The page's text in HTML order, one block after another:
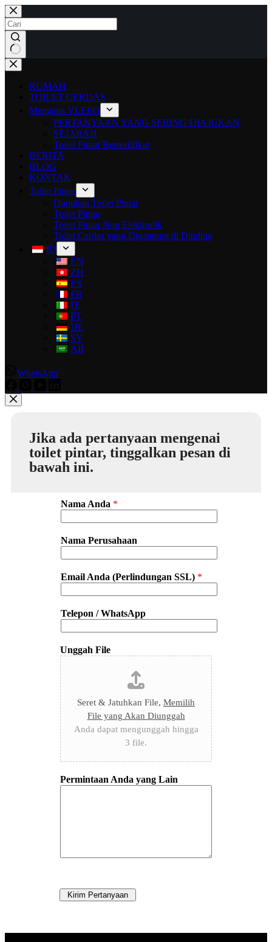
RUMAH
TOILET CERDAS
Mengapa VLEEO
PERTANYAAN YANG SERING DIAJUKAN
SEJARAH
Toilet Pintar Bersertifikat
BERITA
BLOG
KONTAK
Toilet Pintar
Dudukan Toilet Pintar
Toilet Pintar
Toilet Pintar Non Elektronik
Toilet Cerdas yang Digantung di Dinding
ID
EN
ZH
ES
FR
IT
PT
DE
SV
AR
WhatsApp
Jika ada pertanyaan mengenai
toilet pintar, tinggalkan pesan di
bawah ini.
Nama Anda *
Nama Perusahaan
Email Anda (Perlindungan SSL) *
Telepon / WhatsApp
Unggah File
Seret & Jatuhkan File, Memilih
File yang Akan Diunggah
Anda dapat mengunggah hingga
3 file.
Permintaan Anda yang Lain
Kirim Pertanyaan